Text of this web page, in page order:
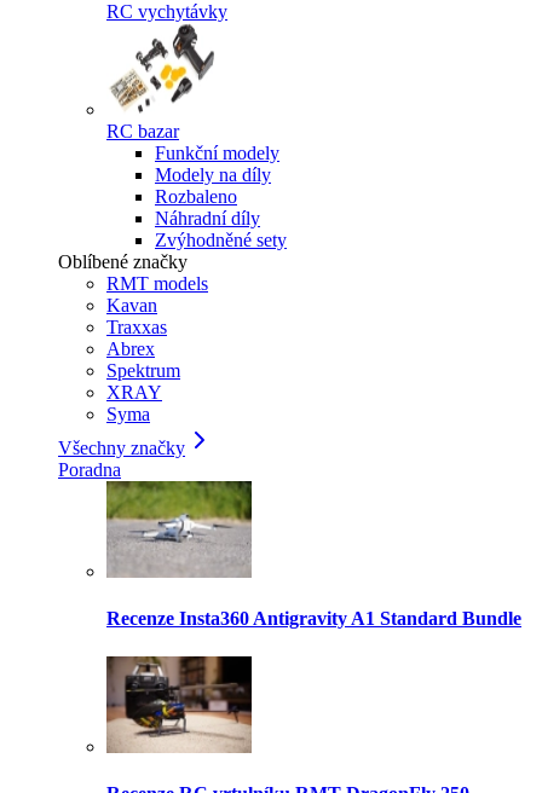
RC vychytávky
RC bazar
Funkční modely
Modely na díly
Rozbaleno
Náhradní díly
Zvýhodněné sety
Oblíbené značky
RMT models
Kavan
Traxxas
Abrex
Spektrum
XRAY
Syma
Všechny značky
Poradna
Recenze Insta360 Antigravity A1 Standard Bundle